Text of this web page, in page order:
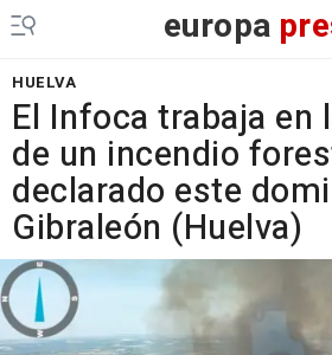
europa
HUELVA
El Infoca trabaja en
de un incendio
declarado este
Gibraleón (Huelva)